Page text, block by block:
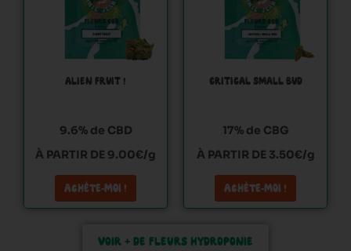
ALIEN FRUIT !
9.6% de CBD
À PARTIR DE 9.00€/g
ACHÈTE-MOI !
variations.
Les
options
peuvent
être
la
page
du
produit
CRITICAL SMALL BUD
17% de CBG
À PARTIR DE 3.50€/g
ACHÈTE-MOI !
variations.
Les
options
peuvent
être
la
page
du
produit
VOIR + DE FLEURS HYDROPONIE